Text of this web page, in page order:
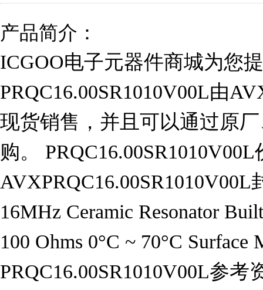
产品简介：
ICGOO电子元器件商城为您
PRQC16.00SR1010V00L由
现货销售，并且可以通过原
购。
16MHz Ceramic Resonator
100 Ohms 0°C ~ 70°C
PRQC16.00SR1010V00L参考